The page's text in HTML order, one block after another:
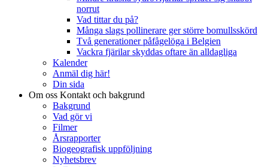
norrut
Vad tittar du på?
Många slags pollinerare ger större bomullsskörd
Två generationer påfågelöga i Belgien
Vackra fjärilar skyddas oftare än alldagliga
Kalender
Anmäl dig här!
Din sida
Om oss Kontakt och bakgrund
Bakgrund
Vad gör vi
Filmer
Årsrapporter
Biogeografisk uppföljning
Nyhetsbrev